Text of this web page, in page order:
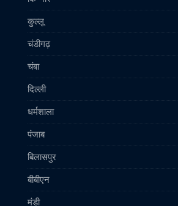
कुल्लू
चंडीगढ़
चंबा
दिल्ली
धर्मशाला
पंजाब
बिलासपुर
बीबीएन
मंडी